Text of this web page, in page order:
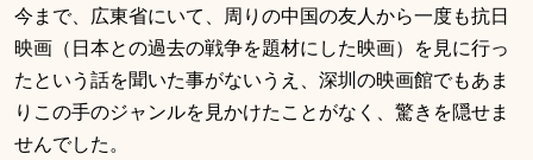
今まで、広東省にいて、周りの中国の友人から一度も抗日
映画（日本との過去の戦争を題材にした映画）を見に行っ
たという話を聞いた事がないうえ、深圳の映画館でもあま
りこの手のジャンルを見かけたことがなく、驚きを隠せま
せんでした。